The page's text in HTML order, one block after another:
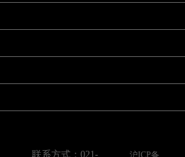
联系方式：021- 沪ICP备